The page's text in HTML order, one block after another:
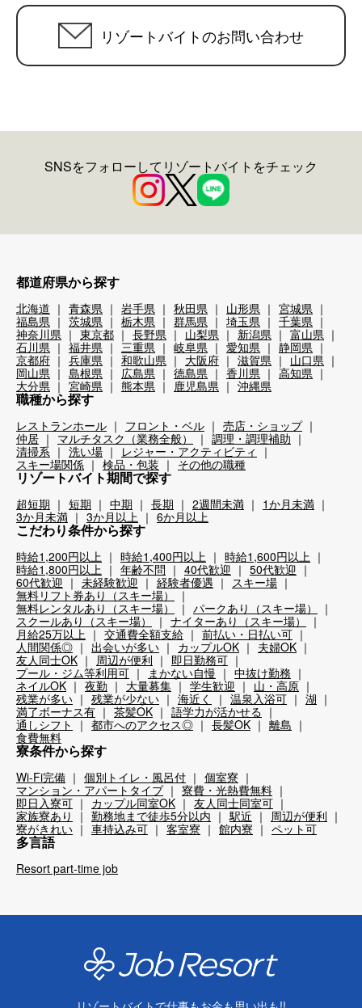
リゾートバイトのお問い合わせ
SNSをフォローしてリゾートバイトをチェック
都道府県から探す
北海道 青森県 岩手県 秋田県 山形県
宮城県
福島県
茨城県 栃木県 群馬県 埼玉県
千葉県
神奈川県
東京都 長野県 山梨県 新潟県
富山県
石川県
福井県 三重県 岐阜県 愛知県
静岡県
京都府
兵庫県 和歌山県 大阪府 滋賀県
山口県
岡山県
島根県 広島県 徳島県 香川県
高知県
大分県
宮崎県 熊本県 鹿児島県 沖縄県
職種から探す
レストランホール フロント・ベル
売店・ショップ
仲居
マルチタスク（業務全般）
調理・調理補助
清掃系
洗い場
レジャー・アクティビティ
スキー場関係
検品・包装 その他の職種
リゾートバイト期間で探す
超短期 短期 中期 長期 2週間未満
1か月未満
3か月未満
3か月以上 6か月以上
こだわり条件から探す
時給1,200円以上 時給1,400円以上
時給1,600円以上
時給1,800円以上
年齢不問 40代歓迎
50代歓迎
60代歓迎
未経験歓迎 経験者優遇
スキー場
無料リフト券あり（スキー場）
無料レンタルあり（スキー場）
パークあり（スキー場）
スクールあり（スキー場）
ナイターあり（スキー場）
月給25万以上
交通費全額支給
前払い・日払い可
人間関係◎
出会いが多い カップルOK
夫婦OK
友人同士OK
周辺が便利
即日勤務可
プール・ジム等利用可
まかない自慢
中抜け勤務
ネイルOK
夜勤 大量募集 学生歓迎
山・高原
残業が多い
残業が少ない 海近く 温泉入浴可
湖
満了ボーナス有
茶髪OK
語学力が活かせる
通しシフト
都市へのアクセス◎ 長髪OK
離島
食費無料
寮条件から探す
Wi-Fi完備 個別トイレ・風呂付
個室寮
マンション・アパートタイプ
寮費・光熱費無料
即日入寮可
カップル同室OK
友人同士同室可
家族寮あり
勤務地まで徒歩5分以内 駅近
周辺が便利
寮がきれい
車持込み可 客室寮 館内寮 ペット可
多言語
Resort part-time job